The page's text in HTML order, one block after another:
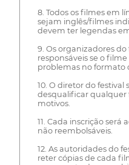
8. Todos os filmes em
sejam inglês/filmes
devem ter legendas
9. Os organizadores do
responsáveis se o
problemas no formato
10. O diretor do festival
desqualificar
motivos.
11. Cada inscrição
não reembolsáveis.
12. As autoridades do
reter cópias de cada